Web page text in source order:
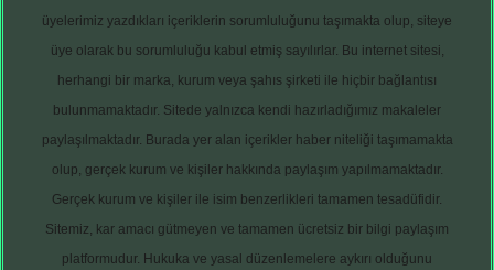
üyelerimiz yazdıkları içeriklerin sorumluluğunu taşımakta olup, siteye
üye olarak bu sorumluluğu kabul etmiş sayılırlar. Bu internet sitesi,
herhangi bir marka, kurum veya şahıs şirketi ile hiçbir bağlantısı
bulunmamaktadır. Sitede yalnızca kendi hazırladığımız makaleler
paylaşılmaktadır. Burada yer alan içerikler haber niteliği taşımamakta
olup, gerçek kurum ve kişiler hakkında paylaşım yapılmamaktadır.
Gerçek kurum ve kişiler ile isim benzerlikleri tamamen tesadüfidir.
Sitemiz, kar amacı gütmeyen ve tamamen ücretsiz bir bilgi paylaşım
platformudur. Hukuka ve yasal düzenlemelere aykırı olduğunu